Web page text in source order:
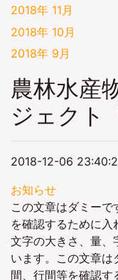
2018年 11月
2018年 10月
2018年 9月
農林水産
ジェクト
2018-12-06
お知らせ
この文章はダミー
を確認するために入
文字の大きさ、量、
います。この文章
間、行間等を確認